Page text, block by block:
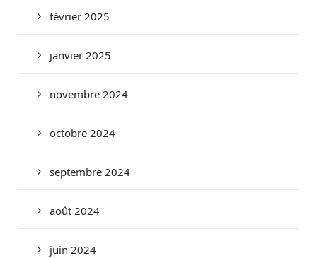
février 2025
janvier 2025
novembre 2024
octobre 2024
septembre 2024
août 2024
juin 2024